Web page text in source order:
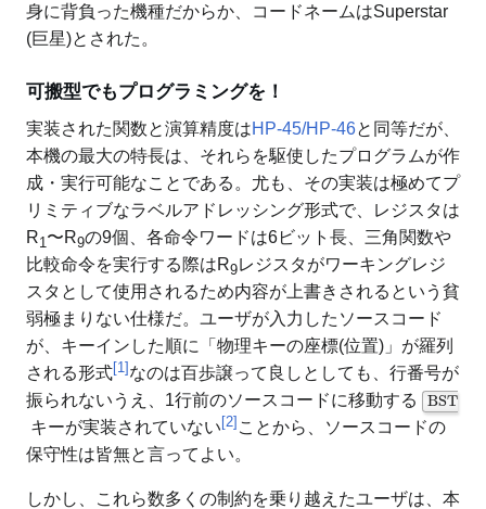
身に背負った機種だからか、コードネームはSuperstar
(巨星)とされた。
可搬型でもプログラミングを！
実装された関数と演算精度はHP-45/HP-46と同等だが、
本機の最大の特長は、それらを駆使したプログラムが作
成・実行可能なことである。尤も、その実装は極めてプ
リミティブなラベルアドレッシング形式で、​レジスタは
R1 〜R9の9個、各命令ワードは6ビット長、三角関数や
比較命令を実行する際はR9レジスタがワーキングレジ
スタとして使用されるため内容が上書きされるという貧
弱極まりない仕様だ。ユーザが入力したソースコード
が、キーインした順に「物理キーの座標(位置)」が羅列
される形式[1 ] なのは百歩譲って良しとしても、行番号が
振られないうえ、1行前のソースコードに移動する
BST
キーが実装されていない [2] ことから、ソースコードの
保守性は皆無と言ってよい。
しかし、これら数多くの制約を乗り越えたユーザは、本